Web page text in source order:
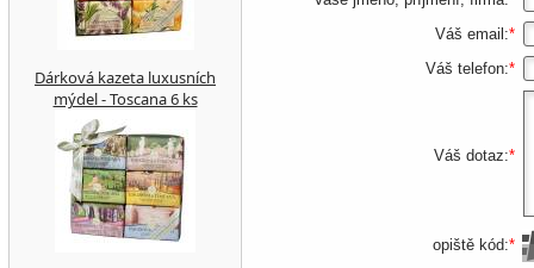
Váš email:*
Váš telefon:*
Váš dotaz:*
opiště kód:*
Dárková kazeta luxusních
mýdel - Toscana 6 ks